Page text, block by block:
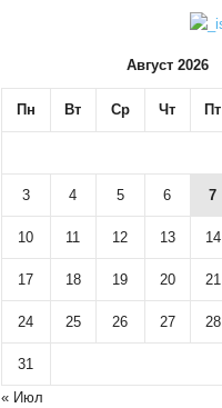
Август 2026
Пн Вт Ср Чт Пт
3 4 5 6 7
10 11 12 13 14
17 18 19 20 21
24 25 26 27 28
31
« Июл